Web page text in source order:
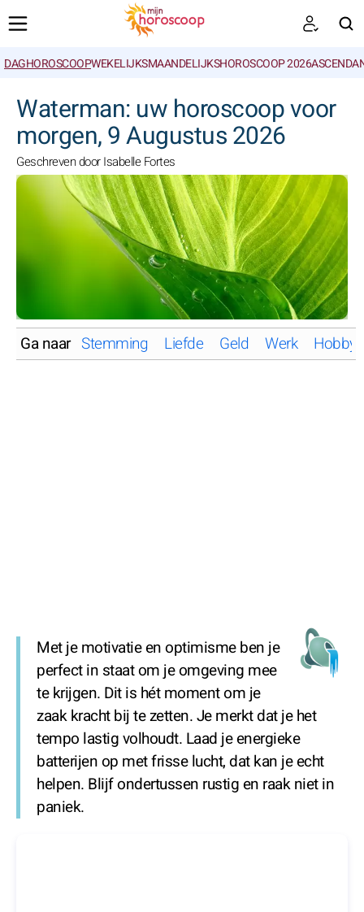
DAGHOROSCOOPWEKELIJKSMAANDELIJKSHOROSCOOP 2026
Waterman: uw horoscoop voor
morgen, 9 Augustus 2026
Geschreven door Isabelle Fortes
Ga naar Stemming Liefde Geld Werk
Met je motivatie en optimisme ben je
perfect in staat om je omgeving mee
te krijgen. Dit is hét moment om je
zaak kracht bij te zetten. Je merkt dat je het
tempo lastig volhoudt. Laad je energieke
batterijen op met frisse lucht, dat kan je echt
helpen. Blijf ondertussen rustig en raak niet in
paniek.